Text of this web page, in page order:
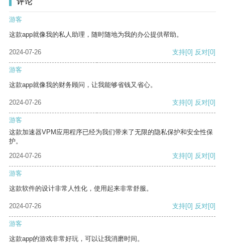
游客
这款app就像我的私人助理，随时随地为我的办公提供帮助。
2024-07-26 支持[0] 反对[0]
游客
这款app就像我的财务顾问，让我能够省钱又省心。
2024-07-26 支持[0] 反对[0]
游客
这款加速器VPM应用程序已经为我们带来了无限的隐私保护和安全性保
护。
2024-07-26
支持[0] 反对[0]
游客
这款软件的设计非常人性化，使用起来非常舒服。
2024-07-26 支持[0] 反对[0]
游客
这款app的游戏非常好玩，可以让我消磨时间。